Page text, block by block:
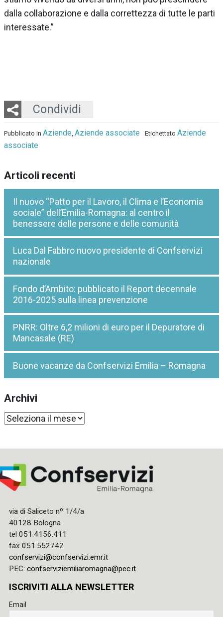
dalla collaborazione e dalla correttezza di tutte le parti
interessate.”
Condividi
Twitter
LinkedIn
Email
Whatsapp
Pubblicato in Aziende, Aziende associate Etichettato Aziende
associate
Articoli recenti
Il nuovo “Patto per il Lavoro, il Clima e l’Economia
sociale” dell’Emilia-Romagna: al centro il
benessere delle persone e delle comunità
Luca Dal Fabbro nuovo presidente di Confservizi
nazionale
Fondo d’Ambito: pubblicato il Report decennale
2016-2025 sulla linea prevenzione
PNRR: Oltre 6,2 milioni di euro per il Depuratore di
Mancasale (RE)
Buone vacanze da Confservizi Emilia – Romagna
Archivi
Archivi
via di Saliceto nº 1/4/a
40128 Bologna
tel 051.4156.411
fax 051.552742
confservizi@confservizi.emr.it
PEC: confserviziemiliaromagna@pec.it
ISCRIVITI ALLA NEWSLETTER
Email